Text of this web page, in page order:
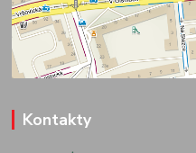
Kontakty